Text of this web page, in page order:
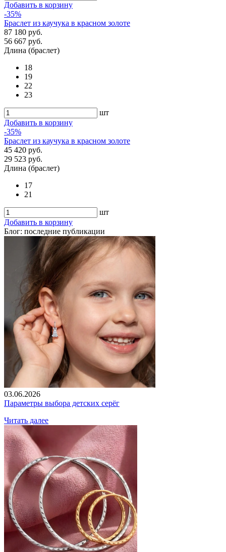
Добавить в корзину
-35%
Браслет из каучука в красном золоте
87 180 руб.
56 667 руб.
Длина (браслет)
18
19
22
23
шт
Добавить в корзину
-35%
Браслет из каучука в красном золоте
45 420 руб.
29 523 руб.
Длина (браслет)
17
21
шт
Добавить в корзину
Блог: последние публикации
03.06.2026
Параметры выбора детских серёг
Читать далее